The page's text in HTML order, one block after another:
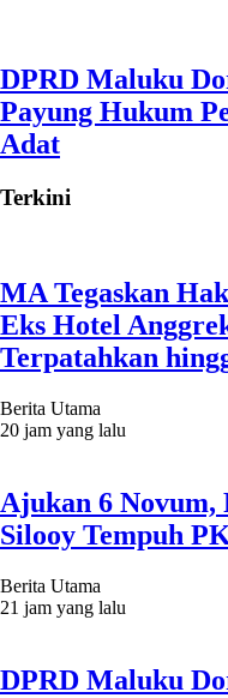
DPRD Maluku
Payung Hukum
Adat
Terkini
MA Tegaskan
Eks Hotel
Terpatahkan
Berita Utama
20 jam yang lalu
Ajukan 6 Novum,
Silooy Tempuh
Berita Utama
21 jam yang lalu
DPRD Maluku